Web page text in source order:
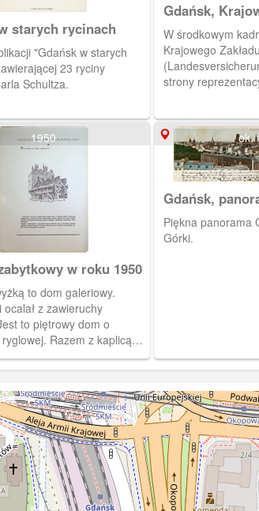
starych rycinach
23 ryciny
Schultza.
Gdańsk,
Ubezpieczeń
W środkowym
Krajowego
strony
1950
w roku 1950
to dom galeriowy.
z zawieruchy
to piętrowy dom o
Razem z kaplicą
św. Trójcy tworzy
dziedziniec całego zespołu.
ok.
Gdańsk,
Piękna panorama
Górki.